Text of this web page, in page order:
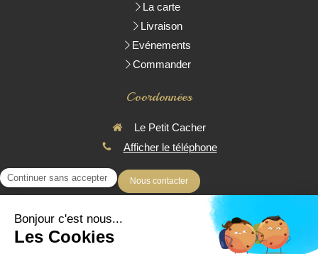
La carte
Livraison
Evénements
Commander
Coordonnées
Le Petit Cacher
Afficher le téléphone
Nous contacter